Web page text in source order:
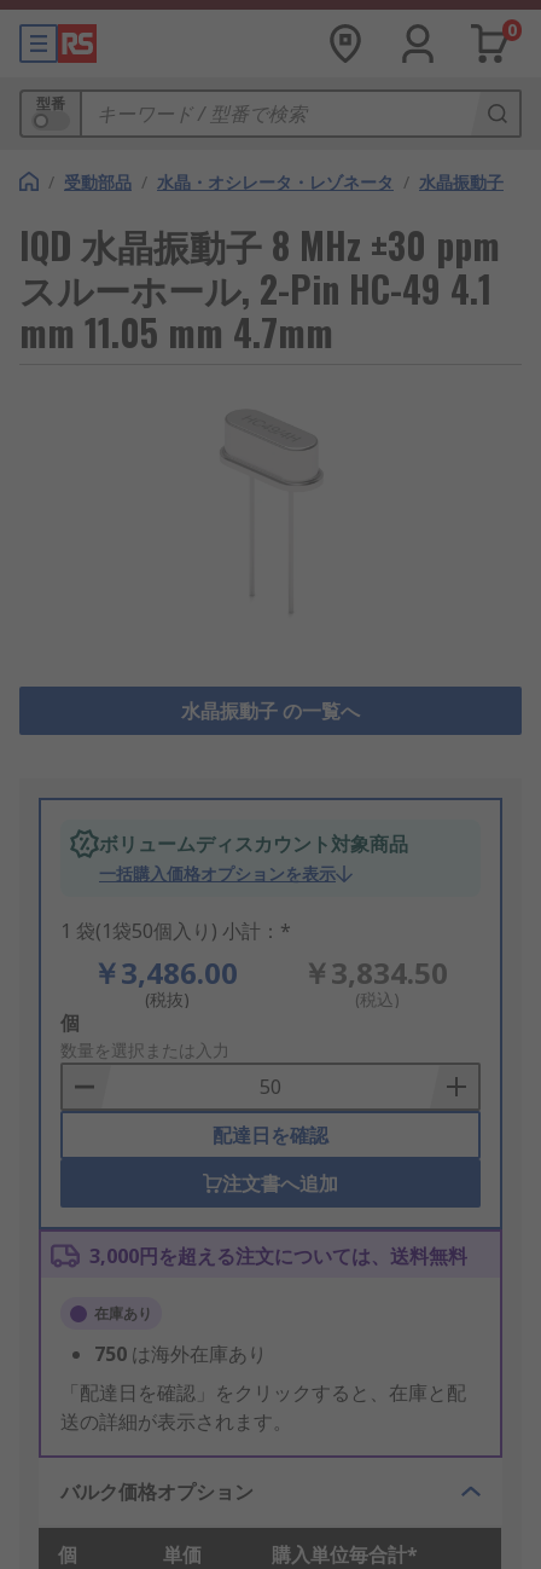
0
型番
/ 受動部品 / 水晶・オシレータ・レゾネータ / 水晶振動子
IQD 水晶振動子 8 MHz ±30 ppm
スルーホール, 2-Pin HC-49 4.1
mm 11.05 mm 4.7mm
水晶振動子 の一覧へ
ボリュームディスカウント対象商品
一括購入価格オプションを表示
1 袋(1袋50個入り) 小計：*
￥3,486.00
(税抜)
￥3,834.50
(税込)
Add
to
Basket
個
数量を選択または入力
配達日を確認
注文書へ追加
3,000円を超える注文については、送料無料
在庫あり
750 は海外在庫あり
「配達日を確認」をクリックすると、在庫と配
送の詳細が表示されます。
バルク価格オプション
個 単価 購入単位毎合計*